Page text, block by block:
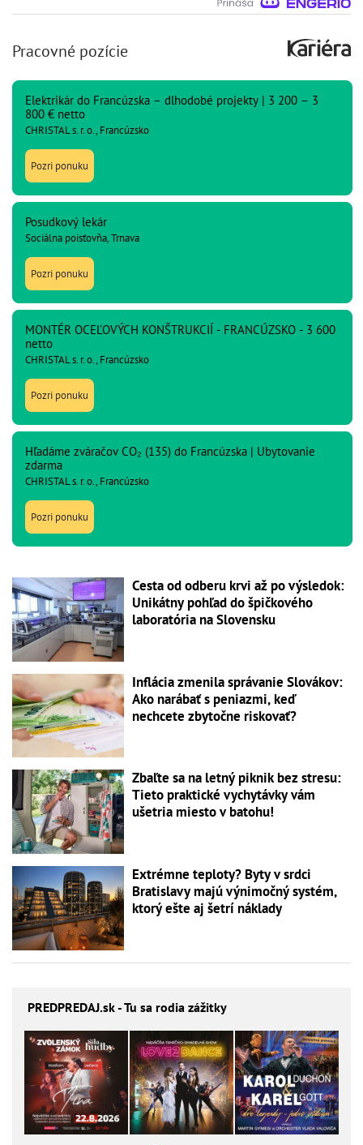
Pracovné pozície
Elektrikár do Francúzska – dlhodobé projekty | 3 200 – 3
800 € netto
CHRISTAL s. r. o., Francúzsko
Pozri ponuku
Posudkový lekár
Sociálna poisťovňa, Trnava
Pozri ponuku
MONTÉR OCEĽOVÝCH KONŠTRUKCIÍ - FRANCÚZSKO - 3 600
netto
CHRISTAL s. r. o., Francúzsko
Pozri ponuku
Hľadáme zváračov CO₂ (135) do Francúzska | Ubytovanie
zdarma
CHRISTAL s. r. o., Francúzsko
Pozri ponuku
Cesta od odberu krvi až po výsledok:
Unikátny pohľad do špičkového
laboratória na Slovensku
Inflácia zmenila správanie Slovákov:
Ako narábať s peniazmi, keď
nechcete zbytočne riskovať?
Zbaľte sa na letný piknik bez stresu:
Tieto praktické vychytávky vám
ušetria miesto v batohu!
Extrémne teploty? Byty v srdci
Bratislavy majú výnimočný systém,
ktorý ešte aj šetrí náklady
PREDPREDAJ.sk - Tu sa rodia zážitky